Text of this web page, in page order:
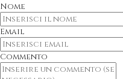
Nome
Email
Commento